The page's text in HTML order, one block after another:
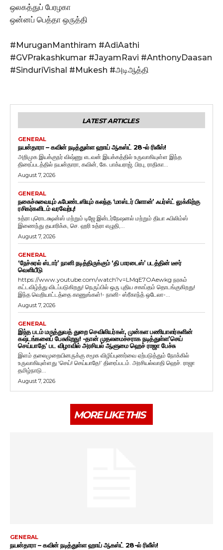
ஒலகத்துப் பேரழகா
ஒன்னப் பெத்தா ஒருத்தி
#MuruganManthiram #AdiAathi
#GVPrakashkumar #JayamRavi #AnthonyDaasan
#SinduriVishal #Mukesh #அடிஆத்தி
LATEST ARTICLES
GENERAL
நயன்தாரா – கவின் நடித்துள்ள ஹாய் ஆகஸ்ட் 28-ல் ரிலீஸ்!
அறிமுக இயக்குநர் விஷ்ணு எடவன் இயக்கத்தில் உருவாகியுள்ள இந்த
திரைப்படத்தில் நயன்தாரா, கவின், கே. பாக்யராஜ், பிரபு, ராதிகா...
August 7, 2026
GENERAL
நகைச்சுவையும் ஃபேண்டஸியும் கலந்த ‘மாஸ்டர் பிளான்’ ஃபர்ஸ்ட் லுக்கிற்கு
ரசிகர்களிடம் வரவேற்பு!
உத்ரா புரொடக்ஷன்ஸ் மற்றும் டிஜே இன்டர்நேஷனல் மற்றும் தியா ஃபிலிம்ஸ்
இணைந்து தயாரிக்க, செ. ஹரி உத்ரா எழுதி,...
August 7, 2026
GENERAL
‘நேச்சுரல் ஸ்டார்’ நானி நடித்திருக்கும் ‘தி பாரடைஸ்’ படத்தின் டீசர்
வெளியீடு
https://www.youtube.com/watch?v=LMqE7OAewkg நரகம்
கட்டவிழ்த்து விடப்படுகிறது! நெருப்பில் ஒரு புதிய சகாப்தம் தொடங்குகிறது!
இந்த வெறியாட்டத்தை காணுங்கள்!- நானி- ஸ்ரீகாந்த் ஒடேலா-...
August 7, 2026
GENERAL
இந்த படம் மருத்துவத் துறை செவிலியர்கள், முன்கள பணியாளர்களின்
கஷ்டங்களைப் பேசுகிறது! -தான் முதலமைச்சராக நடித்துள்ள’செய்
செய்யாதே’ பட விழாவில் அரசியல் ஆளுமை ஹெச் ராஜா பேச்சு
இளம் தலைமுறையினருக்கு சமூக விழிப்புணர்வை ஏற்படுத்தும் நோக்கில்
உருவாகியுள்ளது ‘செய்! செய்யாதே!’ திரைப்படம். அரசியல்வாதி ஹெச். ராஜா
தமிழ்நாடு...
August 7, 2026
MORE LIKE THIS
GENERAL
நயன்தாரா – கவின் நடித்துள்ள ஹாய் ஆகஸ்ட் 28-ல் ரிலீஸ்!